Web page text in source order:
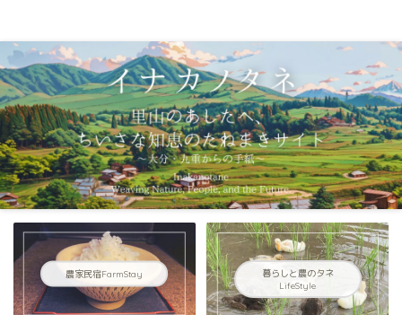
農家民宿FarmStay
暮らしと農のタネ
LifeStyle